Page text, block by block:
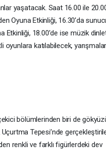
yaşatacak. Saat 16.00 ile
Oyuna Etkinliği, 16.30’da
Etkinliği, 18.00’de ise müzik
katılabilecek,
bölümlerinden biri de
Tepesi’nde
renkli ve farklı figürlerdeki dev